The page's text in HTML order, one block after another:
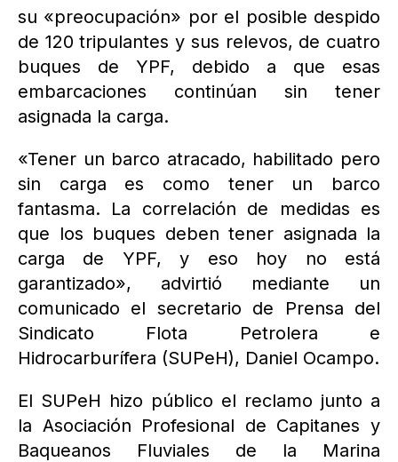
su «preocupación» por el posible despido
de 120 tripulantes y sus relevos, de cuatro
buques de YPF, debido a que esas
embarcaciones continúan sin tener
asignada la carga.
«Tener un barco atracado, habilitado pero
sin carga es como tener un barco
fantasma. La correlación de medidas es
que los buques deben tener asignada la
carga de YPF, y eso hoy no está
garantizado», advirtió mediante un
comunicado el secretario de Prensa del
Sindicato Flota Petrolera e
Hidrocarburífera (SUPeH), Daniel Ocampo.
El SUPeH hizo público el reclamo junto a
la Asociación Profesional de Capitanes y
Baqueanos Fluviales de la Marina